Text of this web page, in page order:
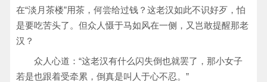
在“淡月茶楼”用茶，何尝给过钱？这老汉如此不识好歹，怕
是要吃苦头了。但众人慑于马如风在一侧，又岂敢提醒那老
汉？
众人心道：“这老汉有什么闪失倒也就罢了，那小女子
若是也跟着受牵累，倒真是叫人于心不忍。”